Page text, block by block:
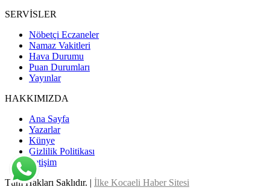
SERVİSLER
Nöbetçi Eczaneler
Namaz Vakitleri
Hava Durumu
Puan Durumları
Yayınlar
HAKKIMIZDA
Ana Sayfa
Yazarlar
Künye
Gizlilik Politikası
İletişim
Tüm Hakları Saklıdır. | İlke Kocaeli Haber Sitesi